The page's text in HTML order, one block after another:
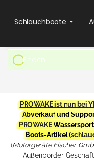
Schlauchboote
PROWAKE ist nun bei
Abverkauf und
PROWAKE
Boots-Artikel (
(Motorgeräte Fischer
Außenborder